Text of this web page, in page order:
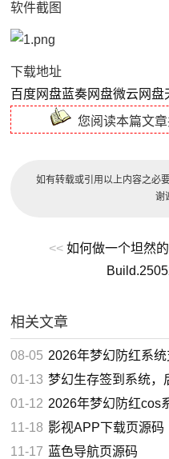
软件截图
下载地址
百度网盘蓝奏网盘微云网盘
您阅读本篇文章
如有转载或引用以上内容之必
谢
<< 如何做一个坦然
相关文章
08-05 2026年梦幻防红系
01-13 梦幻生存签到系统，
01-12 2026年梦幻防红cos系
11-18 影视APP下载页源码
11-17 蓝色导航页源码